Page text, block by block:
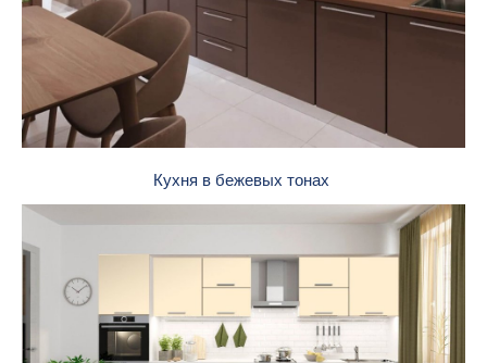
Кухня в бежевых тонах